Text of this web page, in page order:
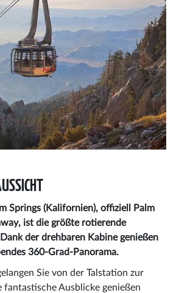
Springs (Kalifornien), offiziell
Palm
, ist die größte rotierende
der drehbaren Kabine genießen
360-Grad-Panorama.
Sie von der Talstation zur
fantastische Ausblicke genießen